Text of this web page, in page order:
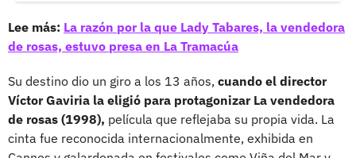
Lee más: La razón por la que Lady Tabares, la vendedora
de rosas, estuvo presa en La Tramacúa
Su destino dio un giro a los 13 años, cuando el director
Víctor Gaviria la eligió para protagonizar La vendedora
de rosas (1998), película que reflejaba su propia vida. La
cinta fue reconocida internacionalmente, exhibida en